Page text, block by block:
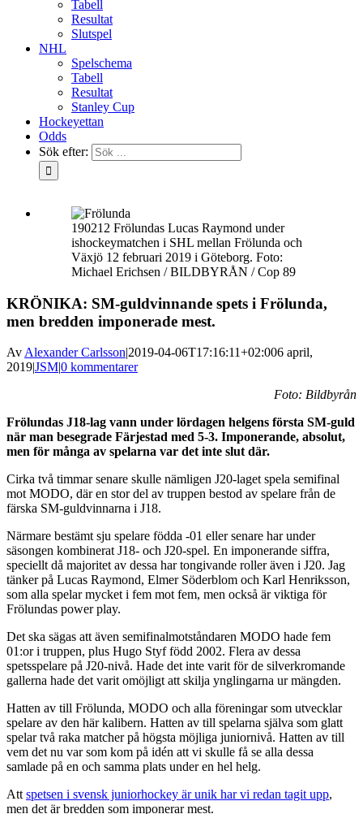
Tabell
Resultat
Slutspel
NHL
Spelschema
Tabell
Resultat
Stanley Cup
Hockeyettan
Odds
Sök efter:
190212 Frölundas Lucas Raymond under
ishockeymatchen i SHL mellan Frölunda och
Växjö 12 februari 2019 i Göteborg. Foto:
Michael Erichsen / BILDBYRÅN / Cop 89
KRÖNIKA: SM-guldvinnande spets i Frölunda,
men bredden imponerade mest.
AvAlexander Carlsson|2019-04-06T17:16:11+02:006 april,
2019|JSM|0 kommentarer
Foto: Bildbyrån
Frölundas J18-lag vann under lördagen helgens första SM-guld
när man besegrade Färjestad med 5-3. Imponerande, absolut,
men för många av spelarna var det inte slut där.
Cirka två timmar senare skulle nämligen J20-laget spela semifinal
mot MODO, där en stor del av truppen bestod av spelare från de
färska SM-guldvinnarna i J18.
Närmare bestämt sju spelare födda -01 eller senare har under
säsongen kombinerat J18- och J20-spel. En imponerande siffra,
speciellt då majoritet av dessa har tongivande roller även i J20. Jag
tänker på Lucas Raymond, Elmer Söderblom och Karl Henriksson,
som alla spelar mycket i fem mot fem, men också är viktiga för
Frölundas power play.
Det ska sägas att även semifinalmotståndaren MODO hade fem
01:or i truppen, plus Hugo Styf född 2002. Flera av dessa
spetsspelare på J20-nivå. Hade det inte varit för de silverkromande
gallerna hade det varit omöjligt att skilja ynglingarna ur mängden.
Hatten av till Frölunda, MODO och alla föreningar som utvecklar
spelare av den här kalibern. Hatten av till spelarna själva som glatt
spelar två raka matcher på högsta möjliga juniornivå. Hatten av till
vem det nu var som kom på idén att vi skulle få se alla dessa
samlade på en och samma plats under en hel helg.
Attspetsen i svensk juniorhockey är unik har vi redan tagit upp,
men det är bredden som imponerar mest.